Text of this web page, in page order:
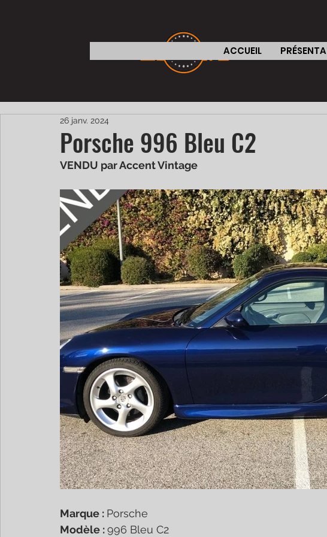
ACCUEIL
Porsche 996 Bleu C2
26 janv. 2024
VENDU par Accent Vintage
Marque : Porsche
Modèle : 996 Bleu C2